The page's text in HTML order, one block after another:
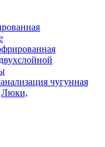
чугунная
Люки,